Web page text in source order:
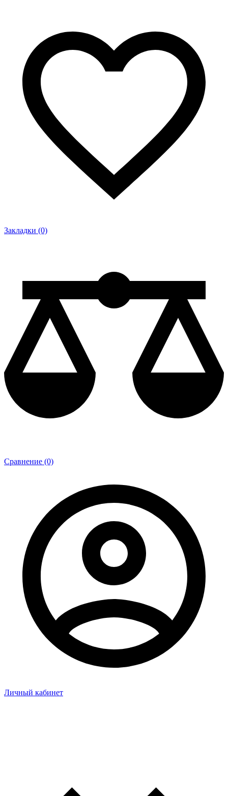
Закладки (0)
Сравнение (0)
Личный кабинет